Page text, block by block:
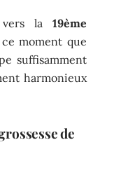
vers la 19ème
ce moment que
suffisamment
harmonieux
de